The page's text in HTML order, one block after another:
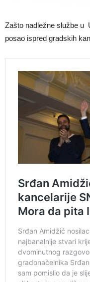
Zašto nadležne službe u
posao ispred gradskih